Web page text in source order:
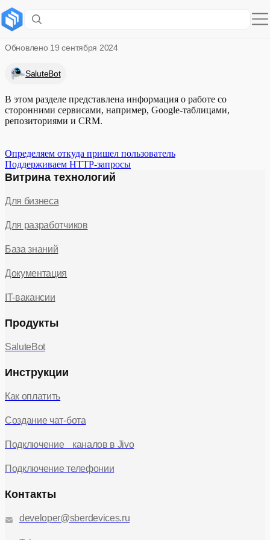
Подключаем сторонние сервисы
Обновлено 19 сентября 2024
SaluteBot
В этом разделе представлена информация о работе со
сторонними сервисами, например, Google-таблицами,
репозиториями и CRM.
Определяем откуда пришел пользователь
Поддерживаем HTTP-запросы
Витрина технологий
Для бизнеса
Для разработчиков
База знаний
Документация
IT-вакансии
Продукты
SaluteBot
Инструкции
Как оплатить
Создание чат-бота
Подключение каналов в Jivo
Подключение телефонии
Контакты
developer@sberdevices.ru